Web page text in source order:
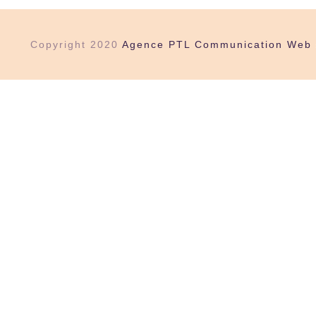
Copyright 2020 Agence PTL Communication Web